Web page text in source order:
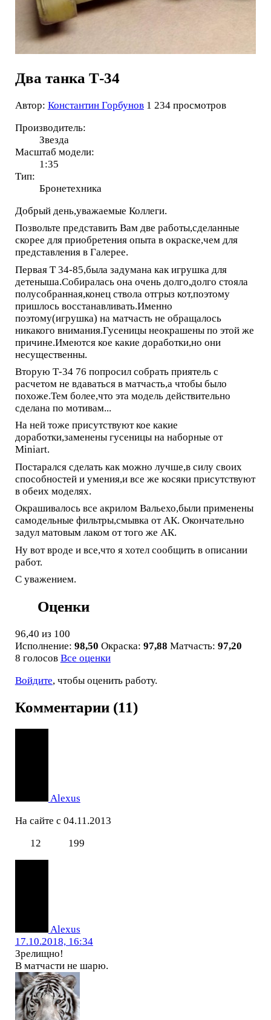
Два танка Т-34
Автор: Константин Горбунов 1 234 просмотров
Производитель:
Звезда
Масштаб модели:
1:35
Тип:
Бронетехника
Добрый день,уважаемые Коллеги.
Позвольте представить Вам две работы,сделанные
скорее для приобретения опыта в окраске,чем для
представления в Галерее.
Первая Т 34-85,была задумана как игрушка для
детеныша.Собиралась она очень долго,долго стояла
полусобранная,конец ствола отгрыз кот,поэтому
пришлось восстанавливать.Именно
поэтому(игрушка) на матчасть не обращалось
никакого внимания.Гусеницы неокрашены по этой же
причине.Имеются кое какие доработки,но они
несущественны.
Вторую Т-34 76 попросил собрать приятель с
расчетом не вдаваться в матчасть,а чтобы было
похоже.Тем более,что эта модель действительно
сделана по мотивам...
На ней тоже присутствуют кое какие
доработки,заменены гусеницы на наборные от
Miniart.
Постарался сделать как можно лучше,в силу своих
способностей и умения,и все же косяки присутствуют
в обеих моделях.
Окрашивалось все акрилом Вальехо,были применены
самодельные фильтры,смывка от АК. Окончательно
задул матовым лаком от того же АК.
Ну вот вроде и все,что я хотел сообщить в описании
работ.
С уважением.
Оценки
96,40 из 100
Исполнение: 98,50 Окраска: 97,88 Матчасть: 97,20
8 голосов Все оценки
Войдите, чтобы оценить работу.
Комментарии (11)
Alexus
На сайте с 04.11.2013
12
199
Alexus
17.10.2018, 16:34
Зрелищно!
В матчасти не шарю.